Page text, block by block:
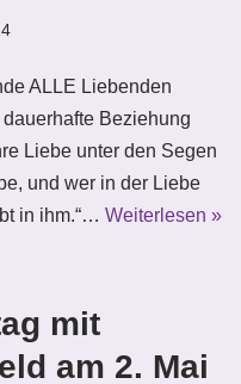
ALLE Liebenden
Beziehung
Liebe unter den Segen
und wer in der Liebe
in ihm.“… Weiterlesen »
mit
am 2. Mai